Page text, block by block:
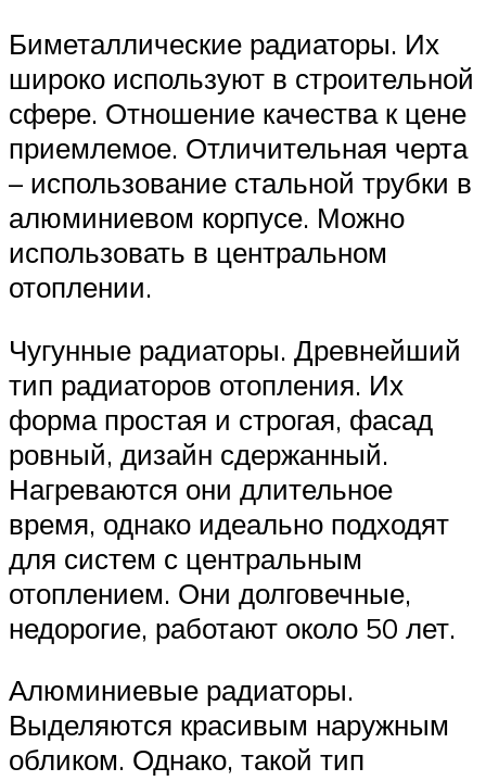
Биметаллические радиаторы. Их
широко используют в строительной
сфере. Отношение качества к цене
приемлемое. Отличительная черта
– использование стальной трубки в
алюминиевом корпусе. Можно
использовать в центральном
отоплении.
Чугунные радиаторы. Древнейший
тип радиаторов отопления. Их
форма простая и строгая, фасад
ровный, дизайн сдержанный.
Нагреваются они длительное
время, однако идеально подходят
для систем с центральным
отоплением. Они долговечные,
недорогие, работают около 50 лет.
Алюминиевые радиаторы.
Выделяются красивым наружным
обликом. Однако, такой тип